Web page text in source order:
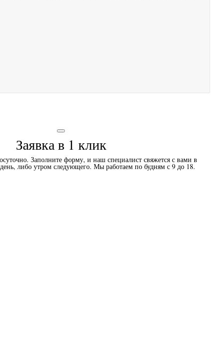
Заявка в 1 клик
Заполните форму, и наш специалист свяжется с вами в
либо утром следующего. Мы работаем по будням с 9 до 18.